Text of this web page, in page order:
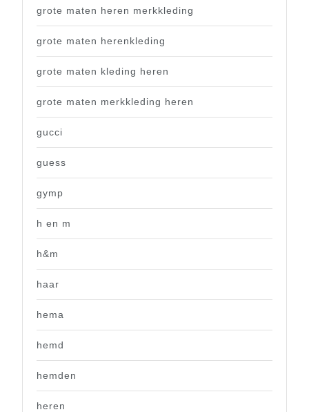
grote maten heren merkkleding
grote maten herenkleding
grote maten kleding heren
grote maten merkkleding heren
gucci
guess
gymp
h en m
h&m
haar
hema
hemd
hemden
heren